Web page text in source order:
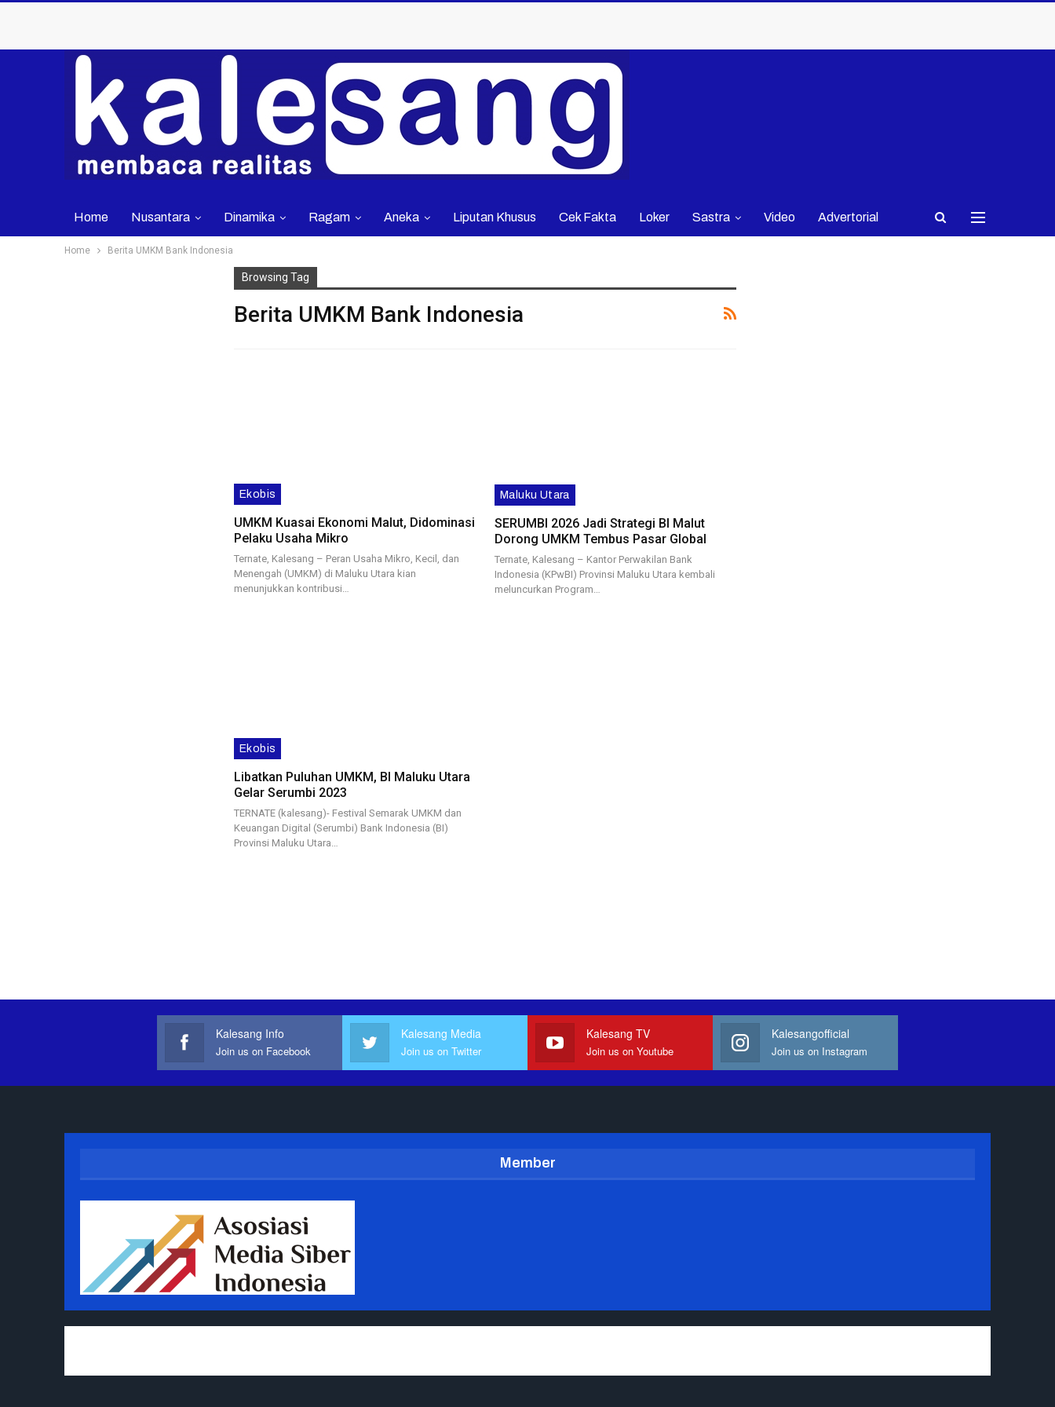
Home Nusantara Dinamika Ragam Aneka Liputan Khusus Cek Fakta Loker Sastra Video Advertorial
Home Berita UMKM Bank Indonesia
Browsing Tag
Berita UMKM Bank Indonesia
Ekobis
UMKM Kuasai Ekonomi Malut, Didominasi
Pelaku Usaha Mikro
Ternate, Kalesang – Peran Usaha Mikro, Kecil, dan
Menengah (UMKM) di Maluku Utara kian
menunjukkan kontribusi…
Maluku Utara
SERUMBI 2026 Jadi Strategi BI Malut
Dorong UMKM Tembus Pasar Global
Ternate, Kalesang – Kantor Perwakilan Bank
Indonesia (KPwBI) Provinsi Maluku Utara kembali
meluncurkan Program…
Ekobis
Libatkan Puluhan UMKM, BI Maluku Utara
Gelar Serumbi 2023
TERNATE (kalesang)- Festival Semarak UMKM dan
Keuangan Digital (Serumbi) Bank Indonesia (BI)
Provinsi Maluku Utara…
Kalesang Info
Join us on Facebook
Kalesang Media
Join us on Twitter
Kalesang TV
Join us on Youtube
Kalesangofficial
Join us on Instagram
Member